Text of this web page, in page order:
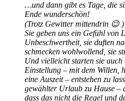
…und dann gibt es Tage, die
Ende wunderschön!
(Trotz Gewitter mittendrin 😉 )
Sie geben uns ein Gefühl von
Unbeschwertheit, sie duften
schmecken wohlwollend, sie
Und vielleicht starten sie
Einstellung – mit dem Willen,
eine Auszeit – entstehen zu
gewählter Urlaub zu Hause –
dass das nicht die Regel und